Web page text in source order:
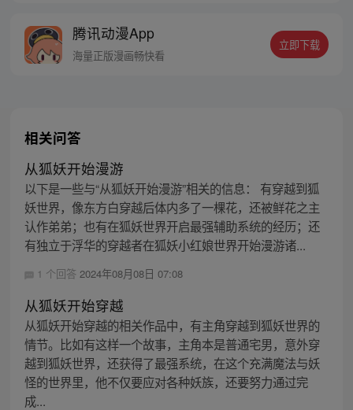
腾讯动漫App
海量正版漫画畅快看
立即下载
相关问答
从狐妖开始漫游
以下是一些与“从狐妖开始漫游”相关的信息： 有穿越到狐
妖世界，像东方白穿越后体内多了一棵花，还被鲜花之主
认作弟弟；也有在狐妖世界开启最强辅助系统的经历；还
有独立于浮华的穿越者在狐妖小红娘世界开始漫游诸...
1 个回答 2024年08月08日 07:08
从狐妖开始穿越
从狐妖开始穿越的相关作品中，有主角穿越到狐妖世界的
情节。比如有这样一个故事，主角本是普通宅男，意外穿
越到狐妖世界，还获得了最强系统，在这个充满魔法与妖
怪的世界里，他不仅要应对各种妖族，还要努力通过完
成...